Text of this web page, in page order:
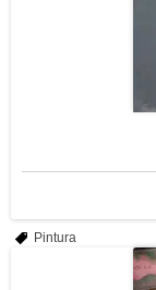
Pintura